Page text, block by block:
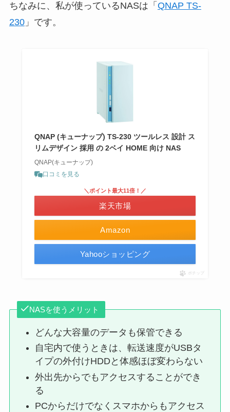
ちなみに、私が使っているNASは「 QNAP TS-
230」です。
QNAP (キューナップ) TS-230 ツールレス 設計 ス
リムデザイン 採用 の 2ベイ HOME 向け NAS
QNAP(キューナップ)
口コミを見る
Amazon
＼ポイント最大11倍！／
楽天市場
Yahooショッピング
ポチップ
NASを使うメリット
どんな大容量のデータも保管できる
自宅内で使うときは、転送速度がUSBタ
イプの外付けHDDと体感ほぼ変わらない
外出先からでもアクセスすることができ
る
PCからだけでなくスマホからもアクセス